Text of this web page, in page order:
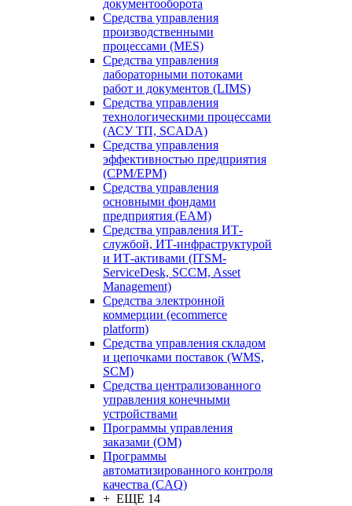
документооборота
Средства управления
производственными
процессами (MES)
Средства управления
лабораторными потоками
работ и документов (LIMS)
Средства управления
технологическими процессами
(АСУ ТП, SCADA)
Средства управления
эффективностью предприятия
(CPM/EPM)
Средства управления
основными фондами
предприятия (EAM)
Средства управления ИТ-
службой, ИТ-инфраструктурой
и ИТ-активами (ITSM-
ServiceDesk, SCCM, Asset
Management)
Средства электронной
коммерции (ecommerce
platform)
Средства управления складом
и цепочками поставок (WMS,
SCM)
Средства централизованного
управления конечными
устройствами
Программы управления
заказами (OM)
Программы
автоматизированного контроля
качества (CAQ)
+ ЕЩЕ 14